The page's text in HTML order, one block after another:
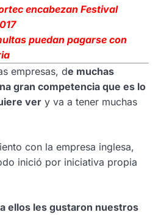
encabezan Festival
puedan pagarse con
empresas, de muchas
gran competencia que es lo
ver y va a tener muchas
con la empresa inglesa,
inició por iniciativa propia
ellos les gustaron nuestros